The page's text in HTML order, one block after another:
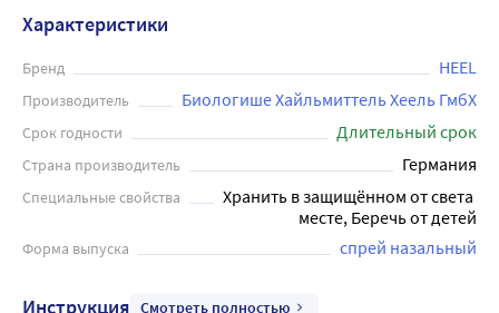
Показания: аллергический ринит Препарат впрыскивают
по 1-2 дозы в каждый носовой ход 3 раза в день. Курс
лечения при острых состояниях - не дольше одной
недели. Увеличение курса лечения возможно только по
рекомендации врача. Применение препарата у детей от
6-ти лет возможно по назначению и под контролем
врача. 1. Удалить защитное кольцо. 2. Снять защитный
колпачок. 3. До того, как пользоваться препаратом в
первый раз, сдавить емкость несколько раз, как при
пользовании насосом, до появления легкого облачка. 4.
впрыснуть. Перед применением рекомендуется
Характеристики
Бренд HEEL
Производитель Биологише Хайльмиттель Хеель ГмбХ
Срок годности Длительный срок
Страна производитель Германия
Специальные свойства
Хранить в защищённом от света
месте, Беречь от детей
Форма выпуска спрей назальный
Инструкция Смотреть полностью